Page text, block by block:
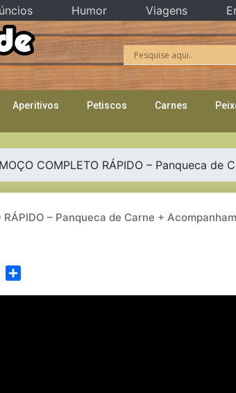
Aperitivos Petiscos Carnes
COMPLETO RÁPIDO – Panqueca
RÁPIDO – Panqueca de Carne +
Copy
Humor Viagens